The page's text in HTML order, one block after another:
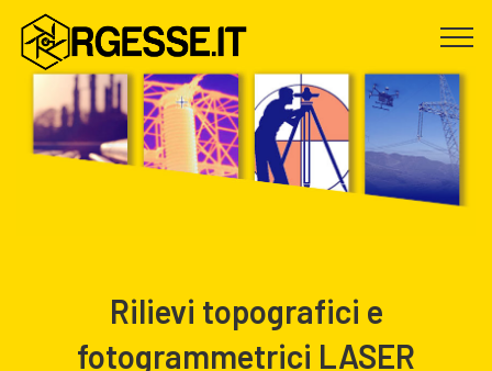
Rilievi topografici e
fotogrammetrici LASER